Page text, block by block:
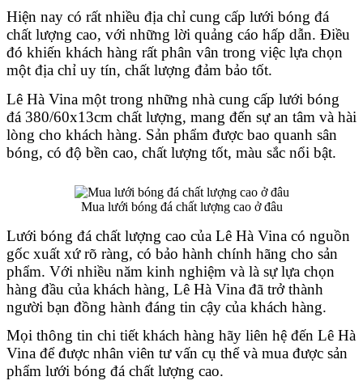
Hiện nay có rất nhiều địa chỉ cung cấp lưới bóng đá
chất lượng cao, với những lời quảng cáo hấp dẫn. Điều
đó khiến khách hàng rất phân vân trong việc lựa chọn
một địa chỉ uy tín, chất lượng đảm bảo tốt.
Lê Hà Vina một trong những nhà cung cấp lưới bóng
đá 380/60x13cm chất lượng, mang đến sự an tâm và hài
lòng cho khách hàng. Sản phẩm được bao quanh sân
bóng, có độ bền cao, chất lượng tốt, màu sắc nổi bật.
Mua lưới bóng đá chất lượng cao ở đâu
Lưới bóng đá chất lượng cao của Lê Hà Vina có nguồn
gốc xuất xứ rõ ràng, có bảo hành chính hãng cho sản
phẩm. Với nhiều năm kinh nghiệm và là sự lựa chọn
hàng đầu của khách hàng, Lê Hà Vina đã trở thành
người bạn đồng hành đáng tin cậy của khách hàng.
Mọi thông tin chi tiết khách hàng hãy liên hệ đến Lê Hà
Vina để được nhân viên tư vấn cụ thể và mua được sản
phẩm lưới bóng đá chất lượng cao.